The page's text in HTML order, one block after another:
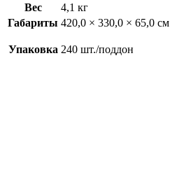
Вес
4,1 кг
Габариты 420,0 × 330,0 × 65,0 см
Упаковка 240 шт./поддон